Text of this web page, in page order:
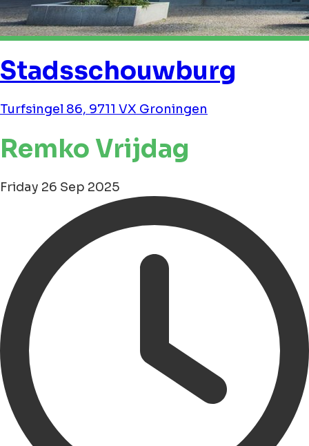
Stadsschouwburg
Turfsingel 86, 9711 VX Groningen
Remko Vrijdag
Friday 26 Sep 2025